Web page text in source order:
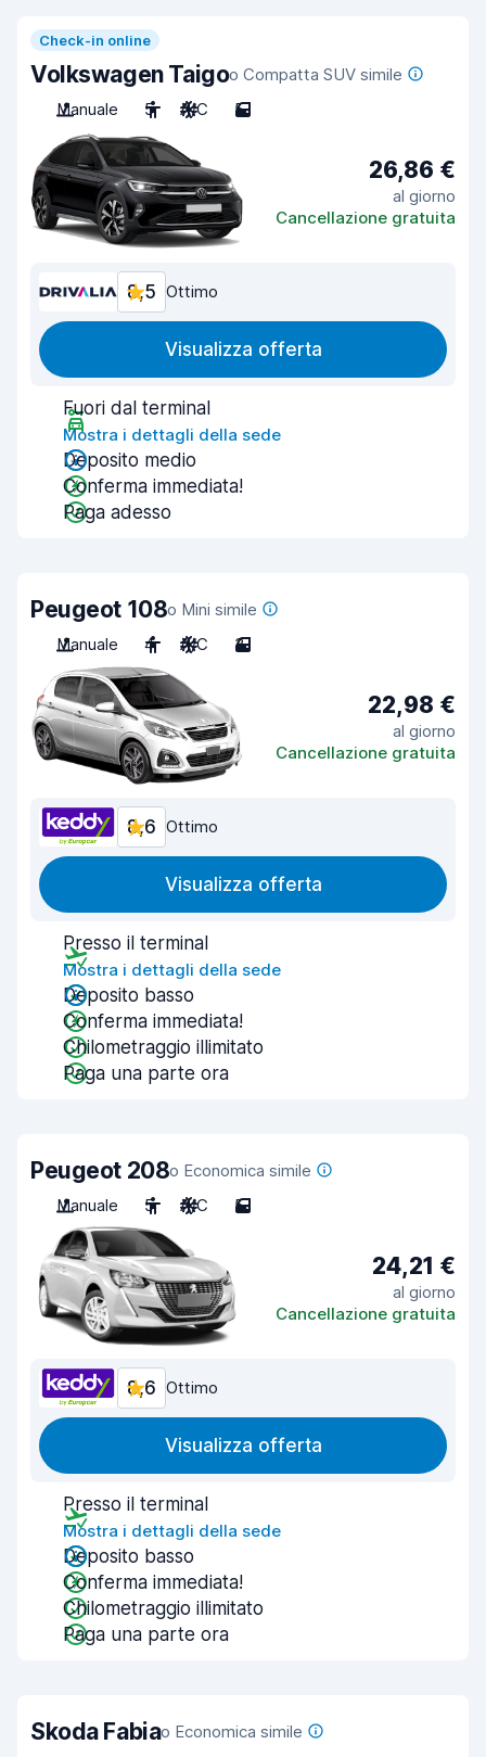
Check-in online
Volkswagen Taigoo Compatta SUV simile
Manuale
5 A/C 5
26,86 €
al giorno
Cancellazione gratuita
8,5 Ottimo
Visualizza offerta
Fuori dal terminal
Mostra i dettagli della sede
Deposito medio
Conferma immediata!
Paga adesso
Peugeot 108o Mini simile
Manuale
4 A/C 3
22,98 €
al giorno
Cancellazione gratuita
8,6 Ottimo
Visualizza offerta
Presso il terminal
Mostra i dettagli della sede
Deposito basso
Conferma immediata!
Chilometraggio illimitato
Paga una parte ora
Peugeot 208o Economica simile
Manuale
5 A/C 5
24,21 €
al giorno
Cancellazione gratuita
8,6 Ottimo
Visualizza offerta
Presso il terminal
Mostra i dettagli della sede
Deposito basso
Conferma immediata!
Chilometraggio illimitato
Paga una parte ora
Skoda Fabiao Economica simile